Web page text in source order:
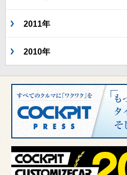
2011年
2010年